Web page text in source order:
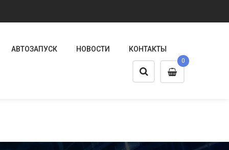
АВТОЗАПУСК НОВОСТИ КОНТАКТЫ
0